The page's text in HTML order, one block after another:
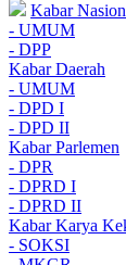
Kabar
- UMUM
- DPP
Kabar Daerah
- UMUM
- DPD I
- DPD II
Kabar Parlemen
- DPR
- DPRD I
- DPRD II
Kabar Karya
- SOKSI